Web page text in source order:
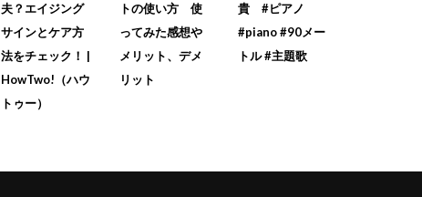
夫？エイジング
サインとケア方
法をチェック！ |
HowTwo!（ハウ
トゥー）
トの使い方 使
ってみた感想や
メリット、デメ
リット
貴 #ピアノ
#piano #90メー
トル #主題歌